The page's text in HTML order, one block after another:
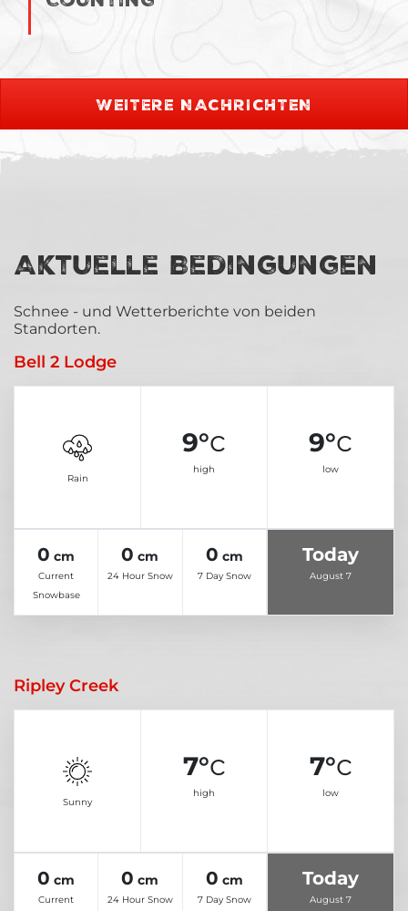
WEITERE NACHRICHTEN
Aktuelle Bedingungen
Schnee - und Wetterberichte von beiden
Standorten.
Bell 2 Lodge
Rain
9°c
high
9°c
low
0 cm
Current
Snowbase
0 cm
24 Hour Snow
0 cm
7 Day Snow
Today
August 7
Ripley Creek
Sunny
7°c
high
7°c
low
0 cm
Current
0 cm
24 Hour Snow
0 cm
7 Day Snow
Today
August 7